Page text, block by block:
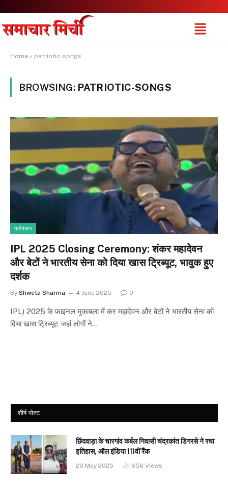
Home » patriotic-songs
BROWSING: PATRIOTIC-SONGS
मनोरंजन
IPL 2025 Closing Ceremony: शंकर महादेवन
और बेटों ने भारतीय सेना को दिया खास ट्रिब्यूट, भावुक हुए
दर्शक
By Shweta Sharma 4 June 2025 0
IPL) 2025 के फाइनल मुकाबला में कर महादेवन और बेटों ने भारतीय सेना को
दिया खास ट्रिब्यूट जहां लोगों ने…
शीर्ष पोस्ट
छिंदवाड़ा के चारगांव कर्बल निवासी चंद्रकांत डिगरसे ने रचा
इतिहास, ऑल इंडिया 111वीं रैंक
20 May 2025 656 Views